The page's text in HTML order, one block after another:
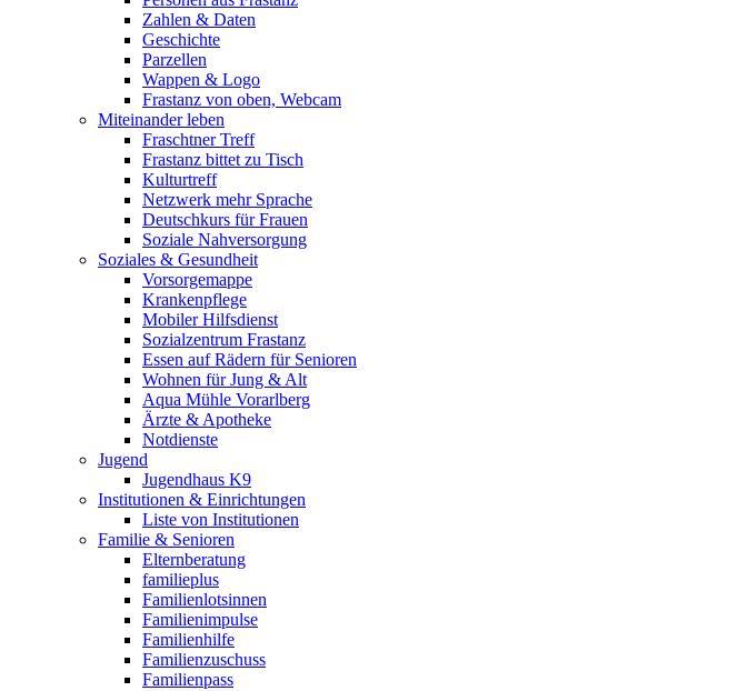
Zahlen & Daten
Geschichte
Parzellen
Wappen & Logo
Frastanz von oben, Webcam
Miteinander leben
Fraschtner Treff
Frastanz bittet zu Tisch
Kulturtreff
Netzwerk mehr Sprache
Deutschkurs für Frauen
Soziale Nahversorgung
Soziales & Gesundheit
Vorsorgemappe
Krankenpflege
Mobiler Hilfsdienst
Sozialzentrum Frastanz
Essen auf Rädern für Senioren
Wohnen für Jung & Alt
Aqua Mühle Vorarlberg
Ärzte & Apotheke
Notdienste
Jugend
Jugendhaus K9
Institutionen & Einrichtungen
Liste von Institutionen
Familie & Senioren
Elternberatung
familieplus
Familienlotsinnen
Familienimpulse
Familienhilfe
Familienzuschuss
Familienpass